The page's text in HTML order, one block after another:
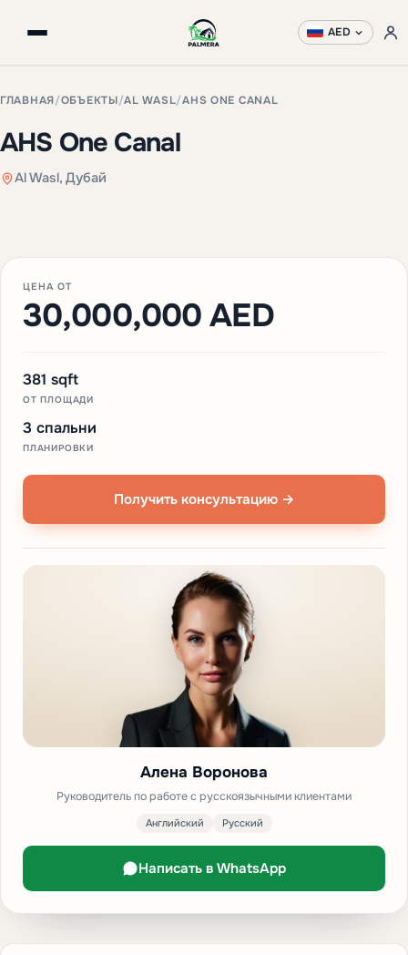
AED
ГЛАВНАЯ/ОБЪЕКТЫ/AL WASL/AHS ONE CANAL
AHS One Canal
Al Wasl, Дубай
ЦЕНА ОТ
30,000,000 AED
381 sqft
ОТ ПЛОЩАДИ
3 спальни
ПЛАНИРОВКИ
Получить консультацию →
Алена Воронова
Руководитель по работе с русскоязычными клиентами
Английский Русский
Написать в WhatsApp